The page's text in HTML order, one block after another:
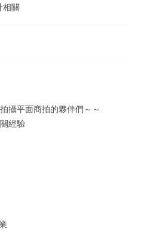
相關
攝平面商拍的夥伴們～～
經驗